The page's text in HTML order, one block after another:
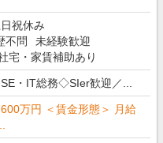
祝休み
不問
未経験歓迎
宅・家賃補助あり
・IT総務◇SIer歓迎／...
万円 ＜賃金形態＞ 月給